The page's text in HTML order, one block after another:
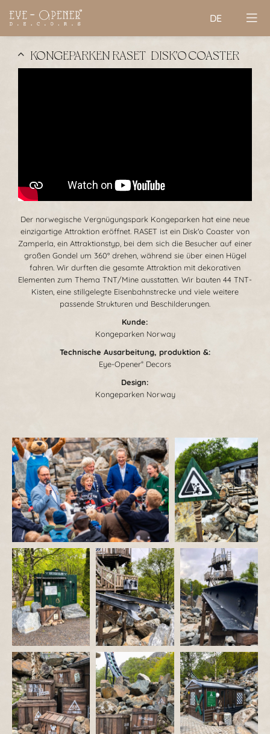
DE
KONGEPARKEN RASET | DISK’O COASTER
Der norwegische Vergnügungspark Kongeparken hat eine neue
einzigartige Attraktion eröffnet. RASET ist ein Disk'o Coaster von
Zamperla, ein Attraktionstyp, bei dem sich die Besucher auf einer
großen Gondel um 360° drehen, während sie über einen Hügel
fahren. Wir durften die gesamte Attraktion mit dekorativen
Elementen zum Thema TNT/Mine ausstatten. Wir bauten 44 TNT-
Kisten, eine stillgelegte Eisenbahnstrecke und viele weitere
passende Strukturen und Beschilderungen.
Kunde:
Kongeparken Norway
Technische Ausarbeitung, produktion &:
Eye-Opener® Decors
Design:
Kongeparken Norway